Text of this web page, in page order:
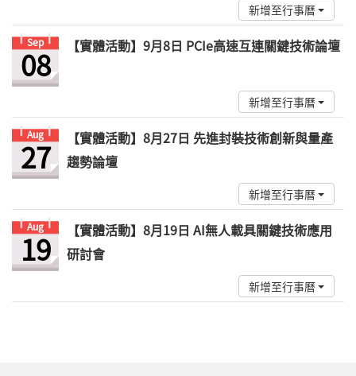
新增至行事曆
Sep
08 【實體活動】9月8日 PCIe高速互連關鍵技術論壇
新增至行事曆
Aug
27
【實體活動】8月27日 先進封裝技術創新與量產
趨勢論壇
新增至行事曆
Aug
19
【實體活動】8月19日 AI無人載具關鍵技術應用
研討會
新增至行事曆